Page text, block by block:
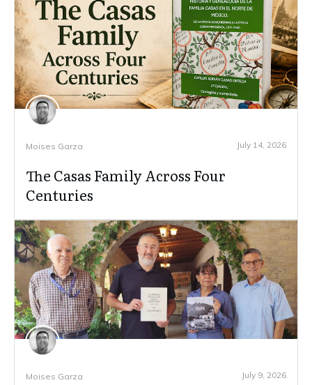
Moises Garza July 14, 2026
The Casas Family Across Four
Centuries
Moises Garza July 9, 2026